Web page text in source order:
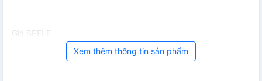
Giá $PELF
Xem thêm thông tin sản phẩm